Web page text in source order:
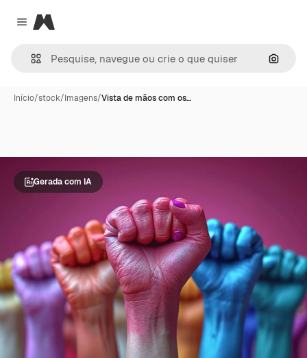
Close menu
Magnific
Início/stock/Imagens/Vista de mãos com os…
Gerada com IA